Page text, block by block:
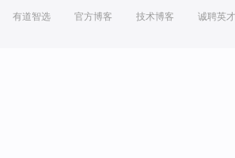
有道智选 官方博客 技术博客 诚聘英才